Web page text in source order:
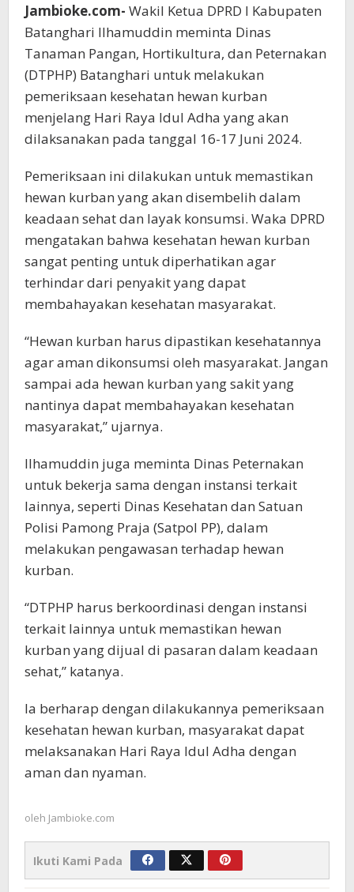
Jambioke.com- Wakil Ketua DPRD I Kabupaten
Batanghari Ilhamuddin meminta Dinas
Tanaman Pangan, Hortikultura, dan Peternakan
(DTPHP) Batanghari untuk melakukan
pemeriksaan kesehatan hewan kurban
menjelang Hari Raya Idul Adha yang akan
dilaksanakan pada tanggal 16-17 Juni 2024.
Pemeriksaan ini dilakukan untuk memastikan
hewan kurban yang akan disembelih dalam
keadaan sehat dan layak konsumsi. Waka DPRD
mengatakan bahwa kesehatan hewan kurban
sangat penting untuk diperhatikan agar
terhindar dari penyakit yang dapat
membahayakan kesehatan masyarakat.
“Hewan kurban harus dipastikan kesehatannya
agar aman dikonsumsi oleh masyarakat. Jangan
sampai ada hewan kurban yang sakit yang
nantinya dapat membahayakan kesehatan
masyarakat,” ujarnya.
Ilhamuddin juga meminta Dinas Peternakan
untuk bekerja sama dengan instansi terkait
lainnya, seperti Dinas Kesehatan dan Satuan
Polisi Pamong Praja (Satpol PP), dalam
melakukan pengawasan terhadap hewan
kurban.
“DTPHP harus berkoordinasi dengan instansi
terkait lainnya untuk memastikan hewan
kurban yang dijual di pasaran dalam keadaan
sehat,” katanya.
Ia berharap dengan dilakukannya pemeriksaan
kesehatan hewan kurban, masyarakat dapat
melaksanakan Hari Raya Idul Adha dengan
aman dan nyaman.
oleh Jambioke.com
Ikuti Kami Pada